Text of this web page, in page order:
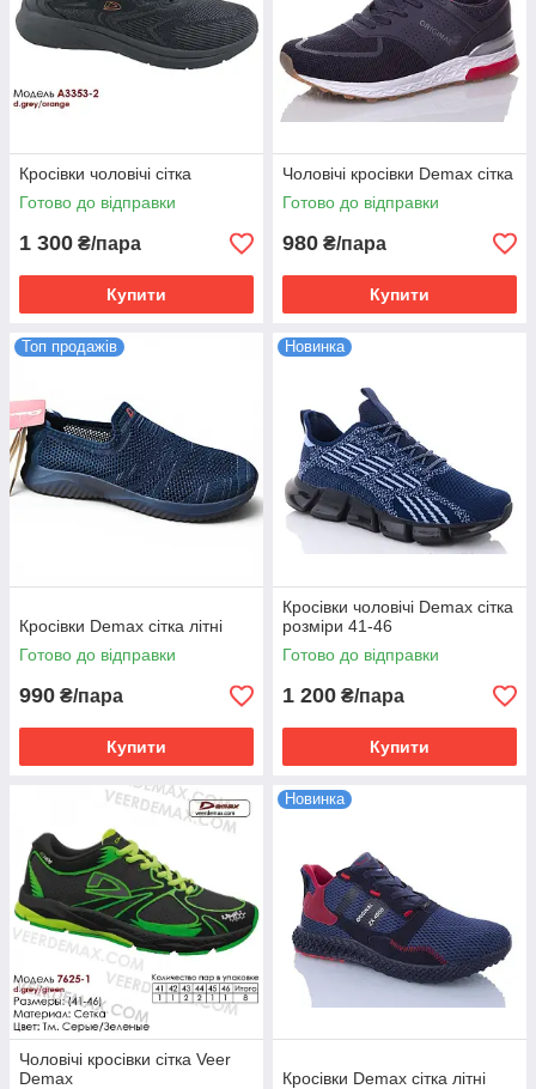
Кросівки чоловічі сітка
Готово до відправки
1 300 ₴/пара
Купити
Чоловічі кросівки Demax сітка
Готово до відправки
980 ₴/пара
Купити
Топ продажів
Кросівки Demax сітка літні
Готово до відправки
990 ₴/пара
Купити
Новинка
Кросівки чоловічі Demax сітка
розміри 41-46
Готово до відправки
1 200 ₴/пара
Купити
Чоловічі кросівки сітка Veer
Demax
Новинка
Кросівки Demax сітка літні